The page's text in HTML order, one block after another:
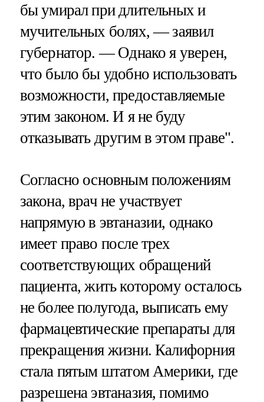
бы умирал при длительных и
мучительных болях, — заявил
губернатор. — Однако я уверен,
что было бы удобно использовать
возможности, предоставляемые
этим законом. И я не буду
отказывать другим в этом праве".
Согласно основным положениям
закона, врач не участвует
напрямую в эвтаназии, однако
имеет право после трех
соответствующих обращений
пациента, жить которому осталось
не более полугода, выписать ему
фармацевтические препараты для
прекращения жизни. Калифорния
стала пятым штатом Америки, где
разрешена эвтаназия, помимо